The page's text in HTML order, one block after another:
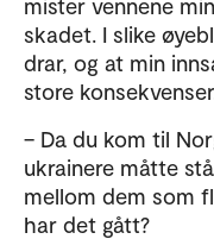
skadet. I slike
drar, og at min
store
– Da du kom til
ukrainere måtte
mellom dem som
har det gått?